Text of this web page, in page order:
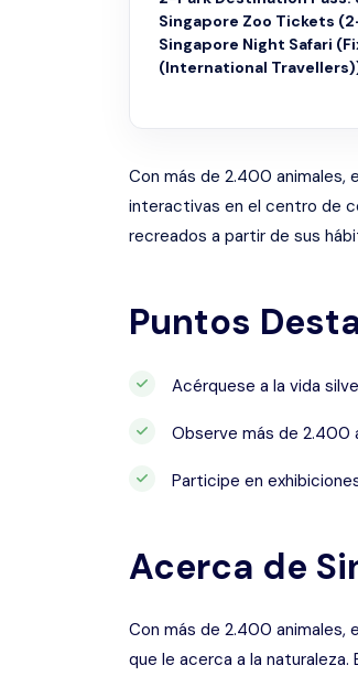
Singapore Zoo Tickets
Singapore Night Safari
(International
Con más de 2.400 animales,
interactivas en el centro de
recreados a partir de sus
Puntos
Acérquese a la vida
Observe más de 2.400
Participe en
Acerca de
Con más de 2.400 animales,
que le acerca a la